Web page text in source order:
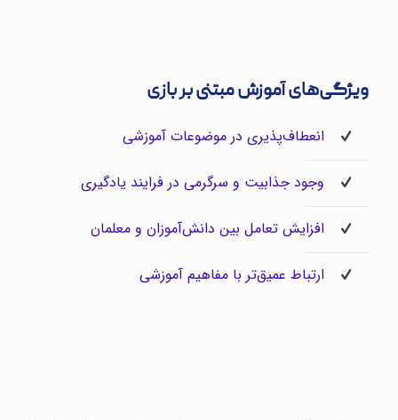
ویژگی‌های آموزش مبتنی بر بازی
انعطاف‌پذیری در موضوعات آموزشی
وجود جذابیت و سرگرمی در فرایند یادگیری
افزایش تعامل بین دانش‌آموزان و معلمان
ارتباط عمیق‌تر با مفاهیم آموزشی